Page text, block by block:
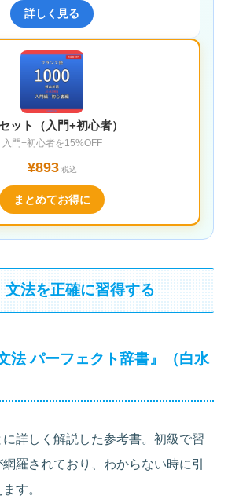
詳しく見る
ット（入門+初心者）
入門+初心者を15%OFF
¥893税込
まとめてお得に
法を正確に習得する
法 パーフェクト辞書』（白水
詳しく解説した参考書。初級で習
羅されており、わからない時に引
す。